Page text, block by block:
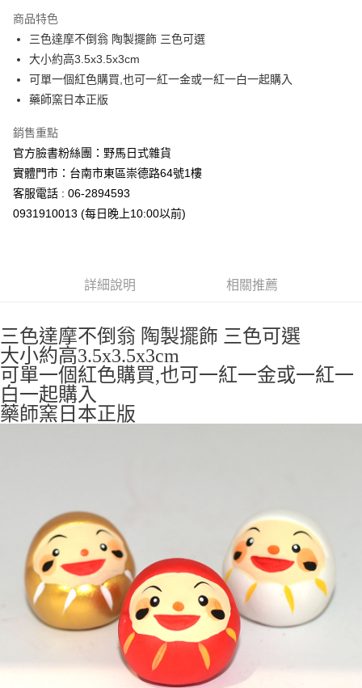
合作金庫商業銀行
華南商業銀行
彰化商業銀行
上海商業儲蓄銀行
國泰世華商業銀行
兆豐國際商業銀行
臺灣中小企業銀行
聯邦商業銀行
元大商業銀行
台新國際商業銀行
中國信託商業銀行
台灣樂天信用卡公司
超商取貨付款
LINE Pay
Apple Pay
悠遊付
Google Pay
ATM付款
付款後全家取貨
每筆NT$65，滿NT$999(含以上)免運費
7-11取貨付款
每筆NT$65，滿NT$999(含以上)免運費
商品特色
三色達摩不倒翁 陶製擺飾 三色可選
大小約高3.5x3.5x3cm
可單一個紅色購買,也可一紅一金或一紅一白一起購入
藥師窯日本正版
銷售重點
官方臉書粉絲團：野馬日式雜貨
實體門市：台南市東區崇德路64號1樓
客服電話 : 06-2894593
0931910013 (每日晚上10:00以前)
詳細說明 相關推薦
三色達摩不倒翁 陶製擺飾 三色可選
大小約高3.5x3.5x3cm
可單一個紅色購買,也可一紅一金或一紅一
白一起購入
藥師窯日本正版